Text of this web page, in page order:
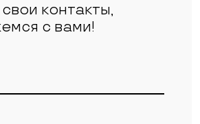
контакты,
с вами!